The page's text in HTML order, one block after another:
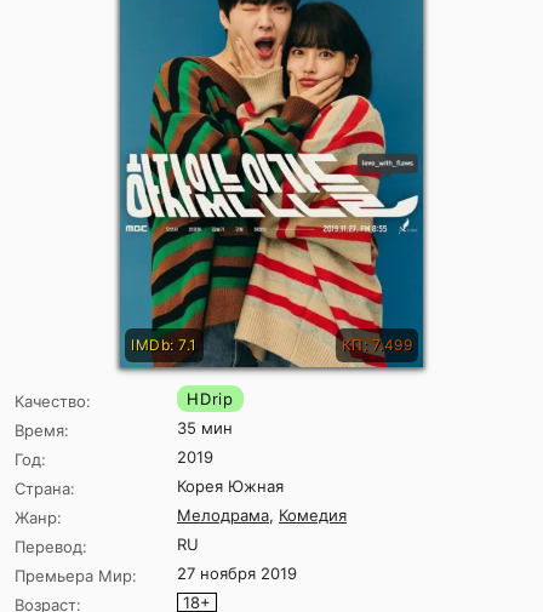
IMDb: 7.1 КП: 7.499
Качество:
HDrip
Время:
35 мин
Год:
2019
Страна:
Корея Южная
Жанр:
Мелодрама, Комедия
Перевод:
RU
Премьера Мир:
27 ноября 2019
Возраст:
18+